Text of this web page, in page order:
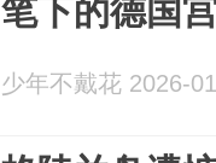
笔下的德国
少年不戴花 2026-